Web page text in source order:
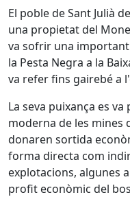
El poble de Sant Julià
una propietat del
va sofrir una
la Pesta Negra a la
va refer fins gairebé a
La seva puixança es
moderna de les mines
donaren sortida
forma directa com
explotacions, algunes
profit econòmic del